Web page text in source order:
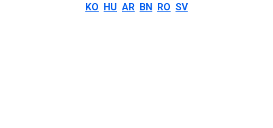
KO HU AR BN RO SV